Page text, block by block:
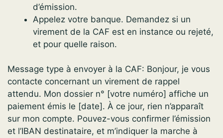
d’émission.
Appelez votre banque. Demandez si un
virement de la CAF est en instance ou rejeté,
et pour quelle raison.
Message type à envoyer à la CAF: Bonjour, je vous
contacte concernant un virement de rappel
attendu. Mon dossier n° [votre numéro] affiche un
paiement émis le [date]. À ce jour, rien n’apparaît
sur mon compte. Pouvez-vous confirmer l’émission
et l’IBAN destinataire, et m’indiquer la marche à